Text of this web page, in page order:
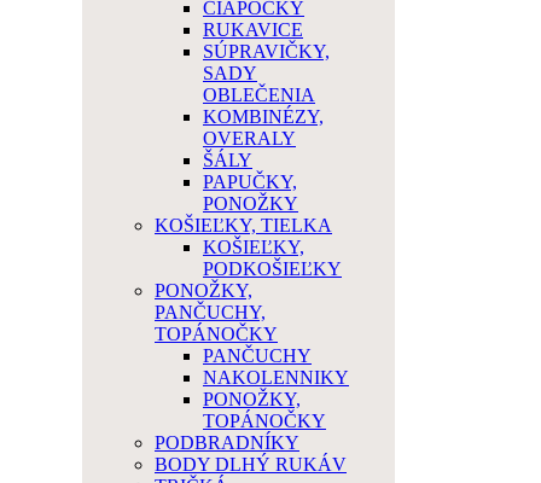
ČIAPOČKY
RUKAVICE
SÚPRAVIČKY,
SADY
OBLEČENIA
KOMBINÉZY,
OVERALY
ŠÁLY
PAPUČKY,
PONOŽKY
KOŠIEĽKY, TIELKA
KOŠIEĽKY,
PODKOŠIEĽKY
PONOŽKY,
PANČUCHY,
TOPÁNOČKY
PANČUCHY
NAKOLENNIKY
PONOŽKY,
TOPÁNOČKY
PODBRADNÍKY
BODY DLHÝ RUKÁV